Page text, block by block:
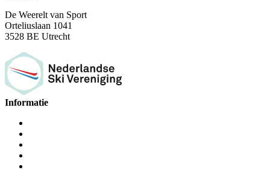
De Weerelt van Sport
Orteliuslaan 1041
3528 BE Utrecht
Informatie